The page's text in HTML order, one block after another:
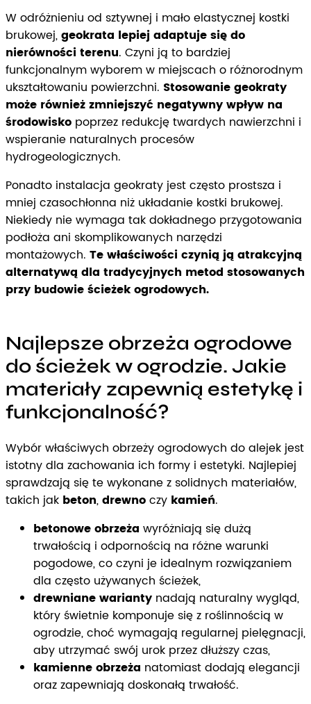
W odróżnieniu od sztywnej i mało elastycznej kostki
brukowej,geokrata lepiej adaptuje się do
nierówności terenu. Czyni ją to bardziej
funkcjonalnym wyborem w miejscach o różnorodnym
ukształtowaniu powierzchni. Stosowanie geokraty
może również zmniejszyć negatywny wpływ na
środowisko poprzez redukcję twardych nawierzchni i
wspieranie naturalnych procesów
hydrogeologicznych.
Ponadto instalacja geokraty jest często prostsza i
mniej czasochłonna niż układanie kostki brukowej.
Niekiedy nie wymaga tak dokładnego przygotowania
podłoża ani skomplikowanych narzędzi
montażowych. Te właściwości czynią ją atrakcyjną
alternatywą dla tradycyjnych metod stosowanych
przy budowie ścieżek ogrodowych.
Najlepsze obrzeża ogrodowe
do ścieżek w ogrodzie. Jakie
materiały zapewnią estetykę i
funkcjonalność?
Wybór właściwych obrzeży ogrodowych do alejek jest
istotny dla zachowania ich formy i estetyki. Najlepiej
sprawdzają się te wykonane z solidnych materiałów,
takich jak beton,drewnoczy kamień.
betonowe obrzeża wyróżniają się dużą
trwałością i odpornością na różne warunki
pogodowe, co czyni je idealnym rozwiązaniem
dla często używanych ścieżek,
drewniane warianty nadają naturalny wygląd,
który świetnie komponuje się z roślinnością w
ogrodzie, choć wymagają regularnej pielęgnacji,
aby utrzymać swój urok przez dłuższy czas,
kamienne obrzeża natomiast dodają elegancji
oraz zapewniają doskonałą trwałość.